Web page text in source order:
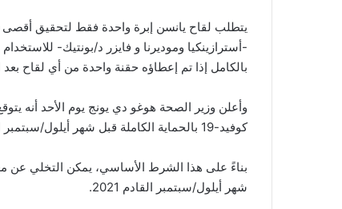
يتطلب لقاح يانسن إبرة واحدة فقط لتحقيق أقصى
-أسترازينكيا وموديرنا و فايزر د/بونتيك-
بالكامل إذا تم إعطاؤه حقنة واحدة من أي لقاح بعد
وأعلن وزير الصحة هوغو دي يونج يوم الأحد أنه
كوفيد-19 بالحماية الكاملة قبل شهر أيلول/سبتمبر القادم.
بناءً على هذا الشرط الأساسي، يمكن التخلي عن
شهر أيلول/سبتمبر القادم 2021.